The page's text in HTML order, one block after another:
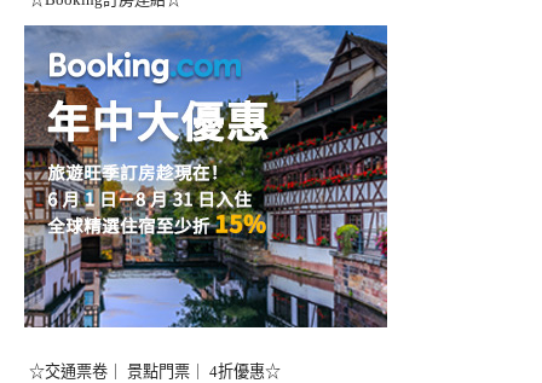
☆交通票卷｜ 景點門票｜ 4折優惠☆